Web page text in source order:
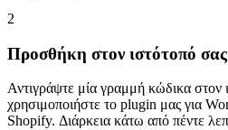
2
Προσθήκη στον ιστότοπό σας
Αντιγράψτε μία γραμμή κώδικα στον
χρησιμοποιήστε το plugin μας για
Shopify. Διάρκεια κάτω από πέντε